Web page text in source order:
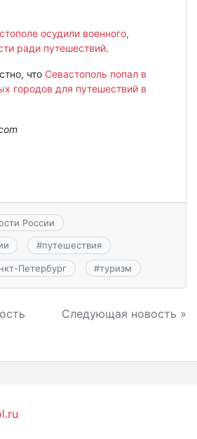
осудили военного,
ради путешествий.
что Севастополь попал в
городов для путешествий в
России
#путешествия
Петербург #туризм
Следующая новость »